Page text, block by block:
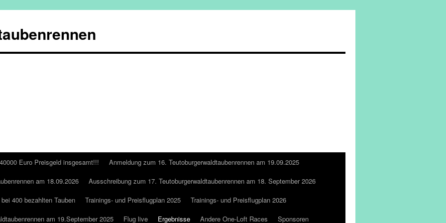
Euro Preisgeld insgesamt!!!
Anmeldung zum 16. Teutoburgerwaldtaubenrennen am 19.09.2025
am 18.09.2026
Ausschreibung zum 17. Teutoburgerwaldtaubenrennen am 18. September 2026
400 bezahlten Tauben Trainings- und Preisflugplan 2025
Trainings- und Preisflugplan 2026
am 19.September 2025
Flug live Ergebnisse Andere One-Loft Races
Sponsoren